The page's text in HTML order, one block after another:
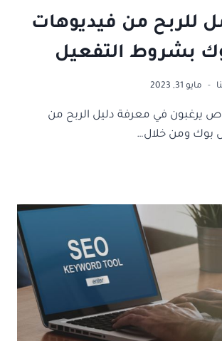
للربح من فيديوهات
بشروط التفعيل
مايو 31, 2023
يرغبون في معرفة دليل الربح من
بوك ومن خلال…